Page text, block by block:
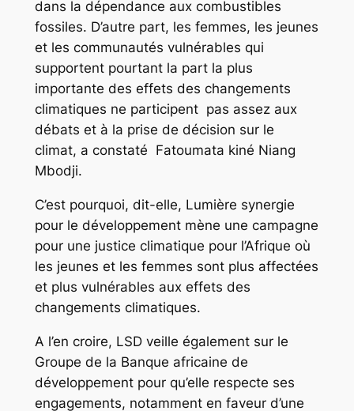
dans la dépendance aux combustibles
fossiles. D’autre part, les femmes, les jeunes
et les communautés vulnérables qui
supportent pourtant la part la plus
importante des effets des changements
climatiques ne participent pas assez aux
débats et à la prise de décision sur le
climat, a constaté Fatoumata kiné Niang
Mbodji.
C’est pourquoi, dit-elle, Lumière synergie
pour le développement mène une campagne
pour une justice climatique pour l’Afrique où
les jeunes et les femmes sont plus affectées
et plus vulnérables aux effets des
changements climatiques.
A l’en croire, LSD veille également sur le
Groupe de la Banque africaine de
développement pour qu’elle respecte ses
engagements, notamment en faveur d’une